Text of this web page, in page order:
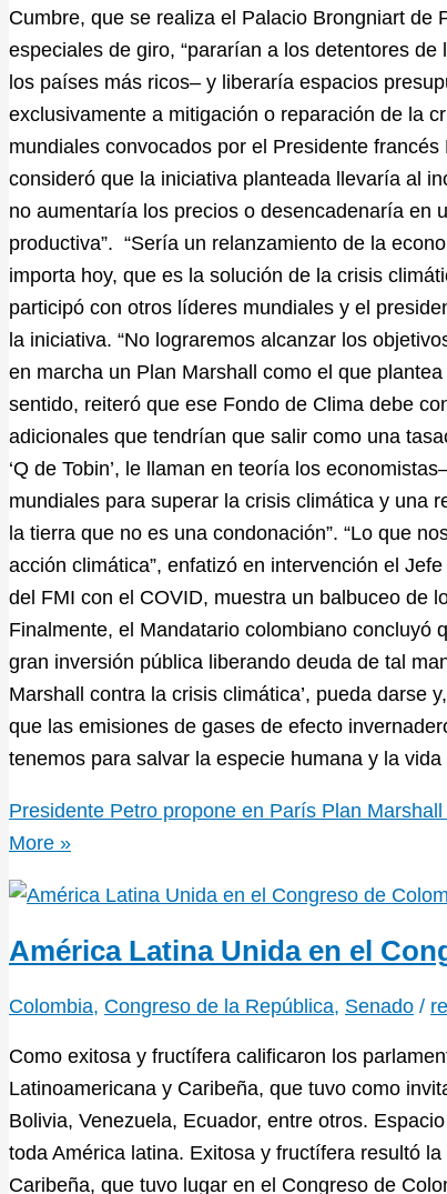
Cumbre, que se realiza el Palacio Brongniart
especiales de giro, “pararían a los detentores
los países más ricos– y liberaría espacios
exclusivamente a mitigación o reparación de la
mundiales convocados por el Presidente
consideró que la iniciativa planteada llevaría al
no aumentaría los precios o desencadenaría en
productiva”. ​“Sería un relanzamiento de la
importa hoy, que es la solución de la crisis
participó con otros líderes mundiales y el
la iniciativa. “No lograremos alcanzar los
en marcha un Plan Marshall como el que
sentido, reiteró que ese Fondo de Clima debe
adicionales que tendrían que salir como una
‘Q de Tobin’, le llaman en teoría los
mundiales para superar la crisis climática y una
la tierra que no es una condonación”. “Lo que
acción climática”, enfatizó en intervención el
del FMI con el COVID, muestra un balbuceo de
Finalmente, el Mandatario colombiano concluyó
gran inversión pública liberando deuda de tal
Marshall contra la crisis climática’, pueda darse
que las emisiones de gases de efecto
tenemos para salvar la especie humana y la
Presidente Petro propone en París Plan
More »
América Latina Unida en el
Colombia, Congreso de la República, Senado /
Como exitosa y fructífera calificaron los
Latinoamericana y Caribeña, que tuvo como
Bolivia, Venezuela, Ecuador, entre otros.
toda América latina. Exitosa y fructífera resultó
Caribeña, que tuvo lugar en el Congreso de